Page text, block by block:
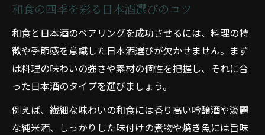
和食の四季を彩る日本酒選びのコツ
和食と日本酒のペアリングを成功させるには、料理の特
徴や季節感を意識した日本酒選びが欠かせません。まず
は料理の味わいの強さや素材の個性を把握し、それに合
った日本酒のタイプを選びましょう。
例えば、繊細な味わいの和食には香り高い吟醸酒や淡麗
な純米酒、しっかりした味付けの煮物や焼き魚には旨味